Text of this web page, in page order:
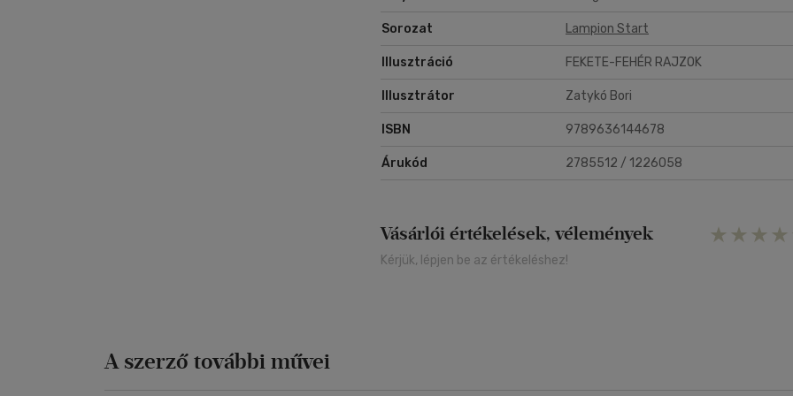
Sorozat Lampion Start
Illusztráció FEKETE-FEHÉR RAJZOK
Illusztrátor Zatykó Bori
ISBN 9789636144678
Árukód 2785512 / 1226058
Vásárlói értékelések, vélemények
Kérjük, lépjen be az értékeléshez!
A szerző további művei